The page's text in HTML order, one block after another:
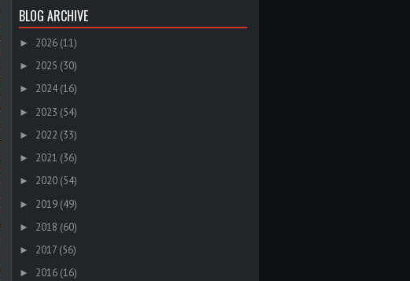
BLOG ARCHIVE
► 2026 (11)
► 2025 (30)
► 2024 (16)
► 2023 (54)
► 2022 (33)
► 2021 (36)
► 2020 (54)
► 2019 (49)
► 2018 (60)
► 2017 (56)
► 2016 (16)